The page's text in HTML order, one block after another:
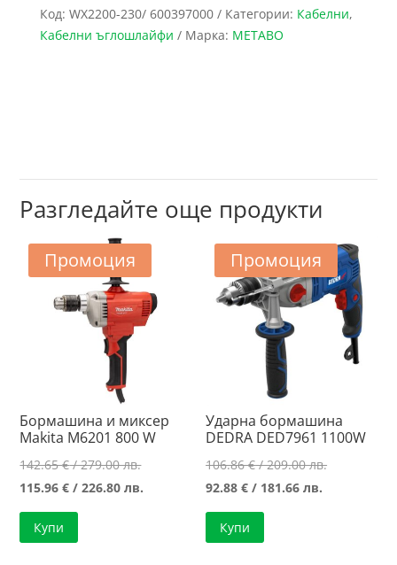
Код: WX2200-230/ 600397000 Категории: Кабелни,
Кабелни ъглошлайфи
Марка: METABO
Разгледайте още продукти
Промоция
Бормашина и миксер
Makita M6201 800 W
142.65€/ 279.00 лв.Original
price
115.96€ / 226.80 лв.
Купи
Промоция
Ударна бормашина
DEDRA DED7961 1100W
106.86€/ 209.00 лв.Original
92.88€ / 181.66 лв.
Купи